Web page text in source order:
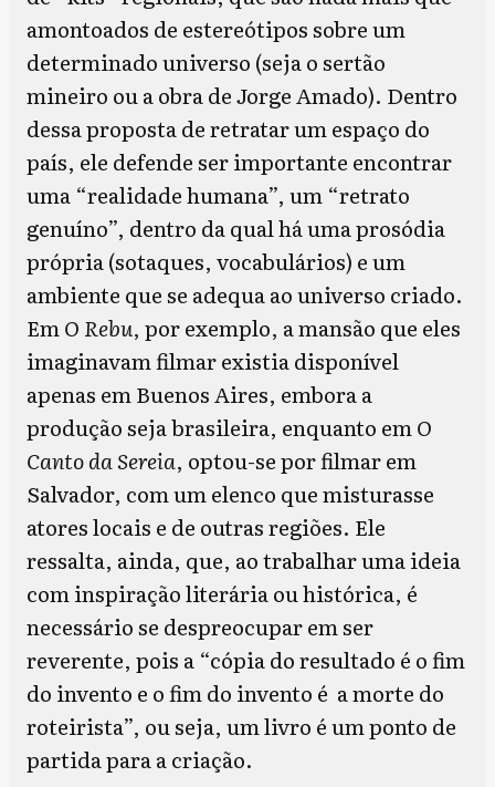
amontoados de estereótipos sobre um
determinado universo (seja o sertão
mineiro ou a obra de Jorge Amado). Dentro
dessa proposta de retratar um espaço do
país, ele defende ser importante encontrar
uma “realidade humana”, um “retrato
genuíno”, dentro da qual há uma prosódia
própria (sotaques, vocabulários) e um
ambiente que se adequa ao universo criado.
EmO Rebu, por exemplo, a mansão que eles
imaginavam filmar existia disponível
apenas em Buenos Aires, embora a
produção seja brasileira, enquanto emO
Canto da Sereia, optou-se por filmar em
Salvador, com um elenco que misturasse
atores locais e de outras regiões. Ele
ressalta, ainda, que, ao trabalhar uma ideia
com inspiração literária ou histórica, é
necessário se despreocupar em ser
reverente, pois a “cópia do resultado é o fim
do invento e o fim do invento é a morte do
roteirista”, ou seja, um livro é um ponto de
partida para a criação.